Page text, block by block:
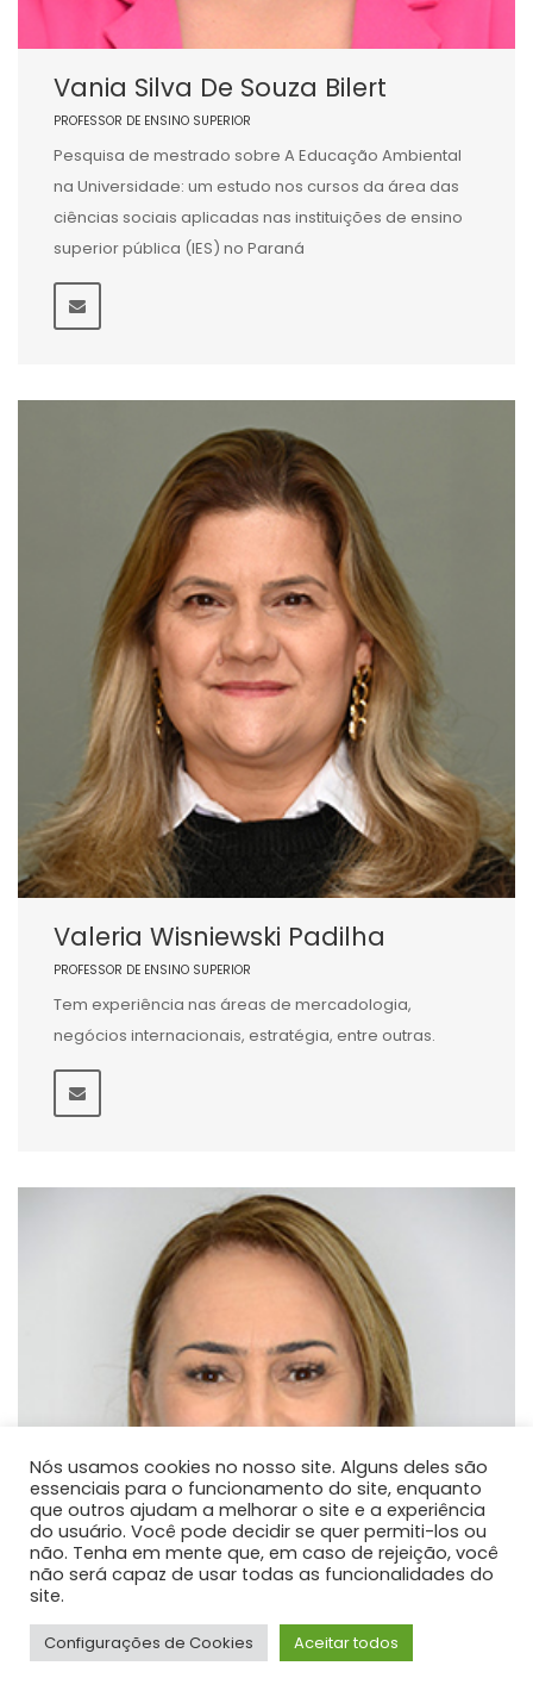
Vania Silva De Souza Bilert
PROFESSOR DE ENSINO SUPERIOR
Pesquisa de mestrado sobre A Educação Ambiental
na Universidade: um estudo nos cursos da área das
ciências sociais aplicadas nas instituições de ensino
superior pública (IES) no Paraná
Valeria Wisniewski Padilha
PROFESSOR DE ENSINO SUPERIOR
Tem experiência nas áreas de mercadologia,
negócios internacionais, estratégia, entre outras.
Nós usamos cookies no nosso site. Alguns deles são
essenciais para o funcionamento do site, enquanto
que outros ajudam a melhorar o site e a experiência
do usuário. Você pode decidir se quer permiti-los ou
não. Tenha em mente que, em caso de rejeição, você
não será capaz de usar todas as funcionalidades do
site.
Configurações de Cookies Aceitar todos